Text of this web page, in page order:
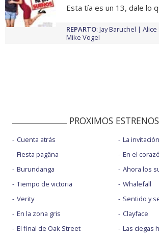
Esta tía es un 13, dale lo
REPARTO: Jay Baruchel Alice
Mike Vogel
PROXIMOS ESTRENOS
Cuenta atrás
Fiesta pagäna
Burundanga
Tiempo de victoria
Verity
En la zona gris
El final de Oak Street
La invitación
En el
Ahora los
Whalefall
Sentido y
Clayface
Las ciegas